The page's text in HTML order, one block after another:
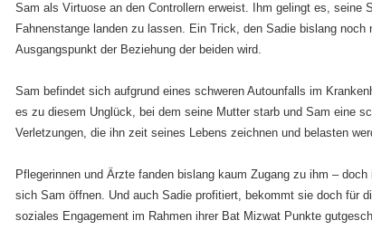
Sam als Virtuose an den Controllern erweist. Ihm gelingt es, seine
Fahnenstange landen zu lassen. Ein Trick, den Sadie bislang
Ausgangspunkt der Beziehung der beiden wird.
Sam befindet sich aufgrund eines schweren Autounfalls im
es zu diesem Unglück, bei dem seine Mutter starb und Sam eine
Verletzungen, die ihn zeit seines Lebens zeichnen und belasten
Pflegerinnen und Ärzte fanden bislang kaum Zugang zu ihm –
sich Sam öffnen. Und auch Sadie profitiert, bekommt sie doch für
soziales Engagement im Rahmen ihrer Bat Mizwat Punkte